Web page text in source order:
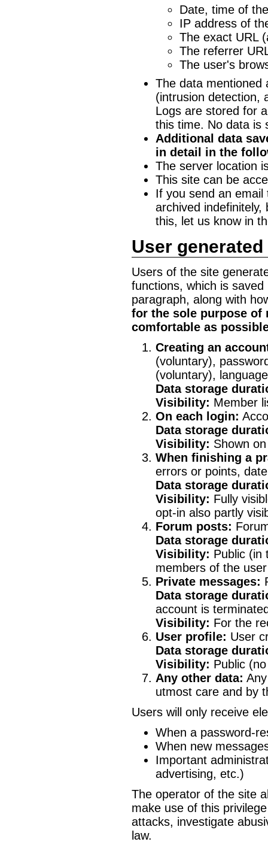
Date, time of
IP address of
The exact URL
The referrer
The user's
The data mentioned
(intrusion detection,
Logs are stored for
this time. No data is
Additional data
in detail in the
The server location
This site can be
If you send an email
archived
this, let us know in
User generated
Users of the site
functions, which is
paragraph, along with
for the sole purpose of
comfortable as
Creating an
(voluntary),
(voluntary),
Data storage
Visibility: Member
On each login:
Data storage
Visibility: Shown
When finishing a
errors or points,
Data storage
Visibility: Fully
opt-in also partly
Forum posts:
Data storage
Visibility: Public (in
members of the
Private messages:
Data storage
account is
Visibility: For the
User profile: User
Data storage
Visibility: Public
Any other data:
utmost care and by
Users will only receive
When a password-
When new
Important
advertising, etc.)
The operator of the site
make use of this
attacks, investigate
law.